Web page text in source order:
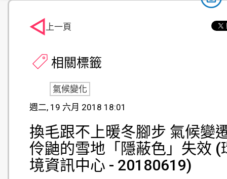
週二, 19 六月 2018 18:01
換毛跟不上暖冬腳步 氣候變
伶鼬的雪地「隱蔽色」失效 (
境資訊中心 - 20180619)
相關標籤
氣候變化
上一頁